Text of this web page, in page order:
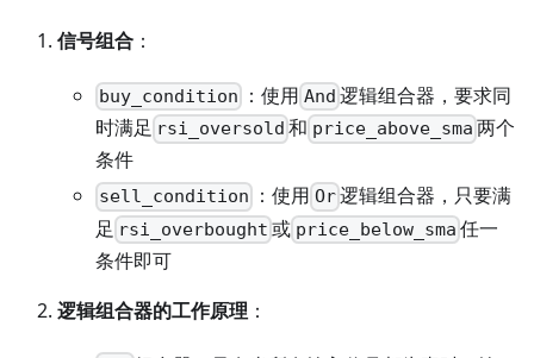
信号组合 ：
buy_condition ：使用 And 逻辑组合器，要求同
时满足 rsi_oversold 和 price_above_sma 两个
条件
sell_condition ：使用 Or逻辑组合器，只要满
足 rsi_overbought 或 price_below_sma 任一
条件即可
逻辑组合器的工作原理 ：